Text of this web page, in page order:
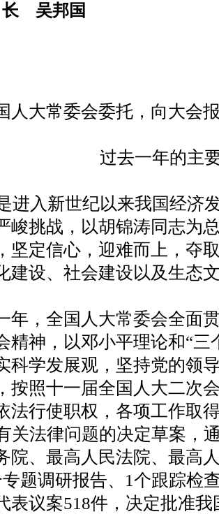
长 吴邦国
大常委会委托，向大会报
过去一年的主
入新世纪以来我国经济
峻挑战，以胡锦涛同志为
坚定信心，迎难而上，夺
建设、社会建设以及生态
，全国人大常委会全面贯
精神，以邓小平理论和“三
科学发展观，坚持党的领
按照十一届全国人大二次
法行使职权，各项工作取
关法律问题的决定草案，
院、最高人民法院、最高
题调研报告、1个跟踪检
表议案518件，决定批准